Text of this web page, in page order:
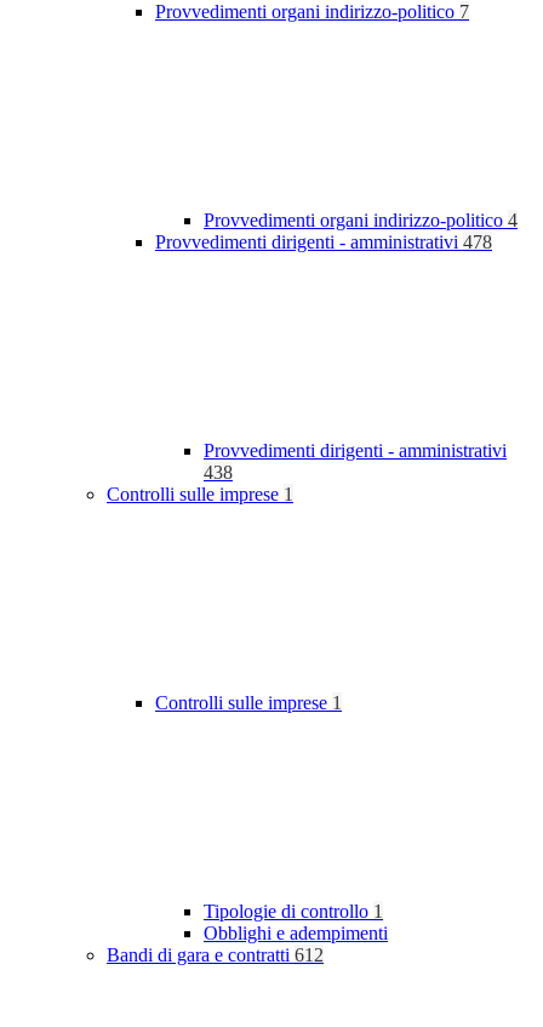
Provvedimenti organi indirizzo-politico 7
Provvedimenti organi indirizzo-politico 4
Provvedimenti dirigenti - amministrativi 478
Provvedimenti dirigenti - amministrativi
438
Controlli sulle imprese 1
Controlli sulle imprese 1
Tipologie di controllo 1
Obblighi e adempimenti
Bandi di gara e contratti 612